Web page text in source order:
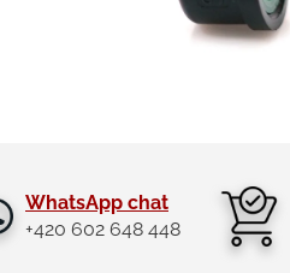
WhatsApp chat
+420 602 648 448